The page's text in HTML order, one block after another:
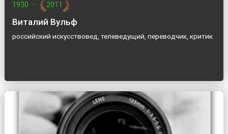
1930 — 2011
Виталий Вульф
российский искусствовед, телеведущий, переводчик, критик